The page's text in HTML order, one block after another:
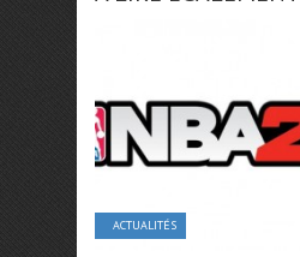
ACTUALITÉS